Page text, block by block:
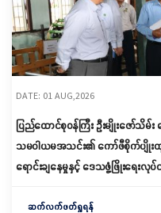
DATE: 01 AUG,2026
ပြည်ထောင်စုဝန်ကြီး ဦးမျိုးဇော်သိမ်း ကော်ဖီ
သမဝါယမအသင်း၏ ကော်ဖီစိုက်ပျို
ရောင်းချနေမှုနှင့် ဒေသဖွံ့ဖြိုးရေးလုပ်င
ဆက်လက်ဖတ်ရှုရန်